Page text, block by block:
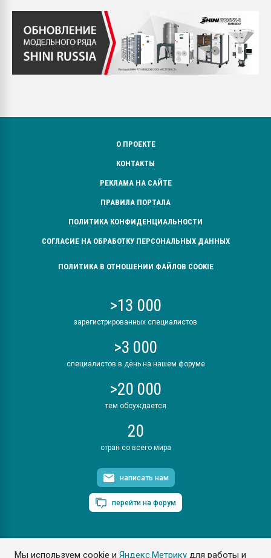
Мы используем cookie иЯндекс.Метрику для работы и
О ПРОЕКТЕ
КОНТАКТЫ
РЕКЛАМА НА САЙТЕ
ПРАВИЛА ПОРТАЛА
ПОЛИТИКА КОНФИДЕНЦИАЛЬНОСТИ
СОГЛАСИЕ НА ОБРАБОТКУ ПЕРСОНАЛЬНЫХ ДАННЫХ
ПОЛИТИКА В ОТНОШЕНИИ ФАЙЛОВ COOKIE
>13 000
зарегистрированных специалистов
>3 000
специалистов в день на нашем форуме
>20 000
тем обсуждается
20
стран со всего мира
написать нам
перейти на форум
ПластЭксперт © 2006. Все права защищены